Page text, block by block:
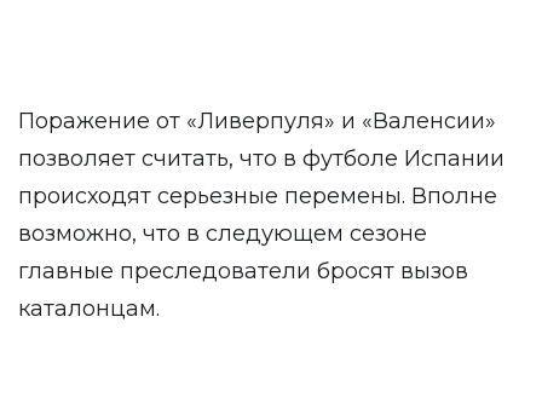
Поражение от «Ливерпуля» и «Валенсии»
позволяет считать, что в футболе Испании
происходят серьезные перемены. Вполне
возможно, что в следующем сезоне
главные преследователи бросят вызов
каталонцам.